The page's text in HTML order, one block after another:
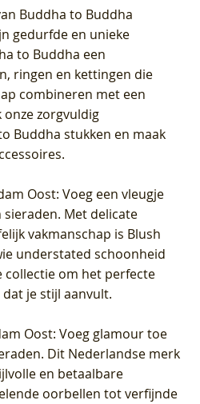
Buddha to Buddha
gedurfde en unieke
to Buddha een
ringen en kettingen die
combineren met een
zorgvuldig
Buddha stukken en maak
Oost: Voeg een vleugje
Met delicate
vakmanschap is Blush
understated schoonheid
collectie om het perfecte
je stijl aanvult.
Oost: Voeg glamour toe
Dit Nederlandse merk
en betaalbare
oorbellen tot verfijnde